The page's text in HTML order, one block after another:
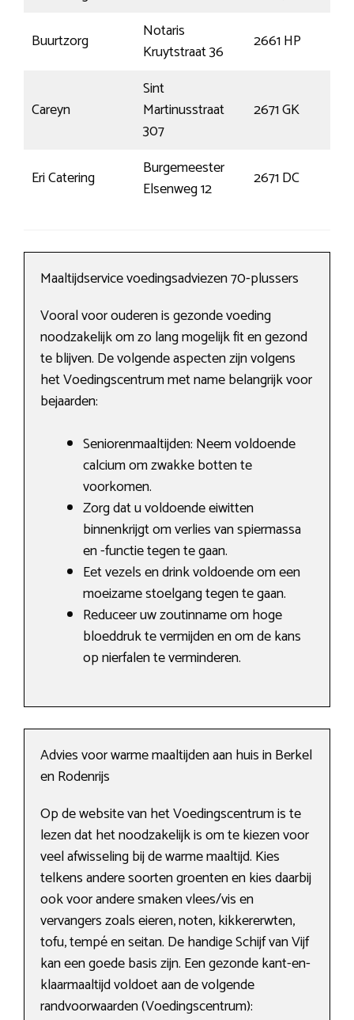
Buurtzorg
Notaris
Kruytstraat 36
2661 HP
Careyn
Sint
Martinusstraat
307
2671 GK
Eri Catering
Burgemeester
Elsenweg 12
2671 DC
Maaltijdservice voedingsadviezen 70-plussers
Vooral voor ouderen is gezonde voeding
noodzakelijk om zo lang mogelijk fit en gezond
te blijven. De volgende aspecten zijn volgens
het Voedingscentrum met name belangrijk voor
bejaarden:
Seniorenmaaltijden: Neem voldoende
calcium om zwakke botten te
voorkomen.
Zorg dat u voldoende eiwitten
binnenkrijgt om verlies van spiermassa
en -functie tegen te gaan.
Eet vezels en drink voldoende om een
moeizame stoelgang tegen te gaan.
Reduceer uw zoutinname om hoge
bloeddruk te vermijden en om de kans
op nierfalen te verminderen.
Advies voor warme maaltijden aan huis in Berkel
en Rodenrijs
Op de website van het Voedingscentrum is te
lezen dat het noodzakelijk is om te kiezen voor
veel afwisseling bij de warme maaltijd. Kies
telkens andere soorten groenten en kies daarbij
ook voor andere smaken vlees/vis en
vervangers zoals eieren, noten, kikkererwten,
tofu, tempé en seitan. De handige Schijf van Vijf
kan een goede basis zijn. Een gezonde kant-en-
klaarmaaltijd voldoet aan de volgende
randvoorwaarden (Voedingscentrum):